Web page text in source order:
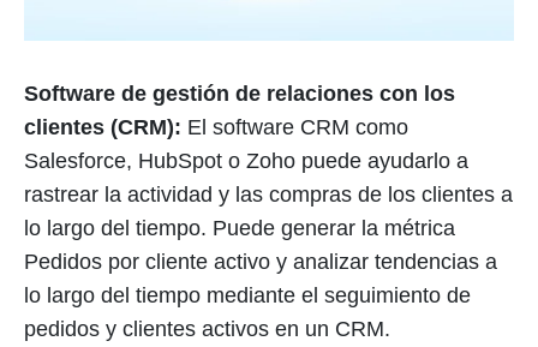
Software de gestión de relaciones con los
clientes (CRM): El software CRM como
Salesforce, HubSpot o Zoho puede ayudarlo a
rastrear la actividad y las compras de los clientes a
lo largo del tiempo. Puede generar la métrica
Pedidos por cliente activo y analizar tendencias a
lo largo del tiempo mediante el seguimiento de
pedidos y clientes activos en un CRM.